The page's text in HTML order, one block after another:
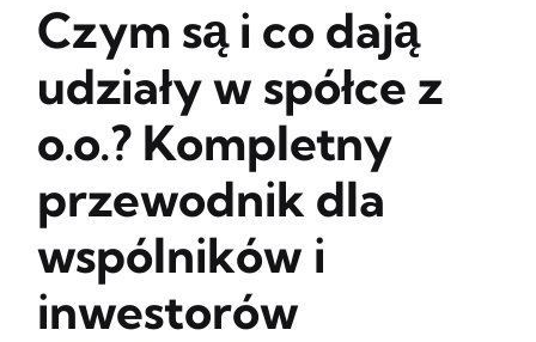
Czym są i co dają
udziały w spółce z
o.o.? Kompletny
przewodnik dla
wspólników i
inwestorów